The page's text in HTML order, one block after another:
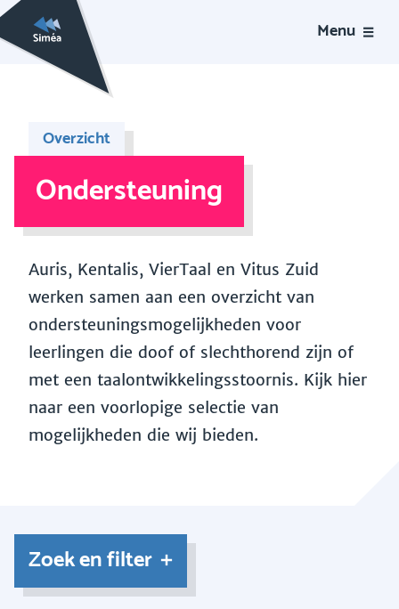
Menu
Overzicht
Ondersteuning
Auris, Kentalis, VierTaal en Vitus Zuid
werken samen aan een overzicht van
ondersteuningsmogelijkheden voor
leerlingen die doof of slechthorend zijn of
met een taalontwikkelingsstoornis. Kijk hier
naar een voorlopige selectie van
mogelijkheden die wij bieden.
Zoek en filter